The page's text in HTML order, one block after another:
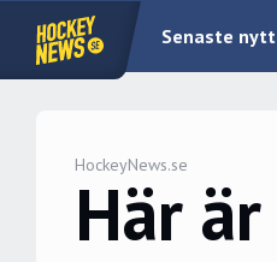
Senaste nytt
HockeyNews.se
Här